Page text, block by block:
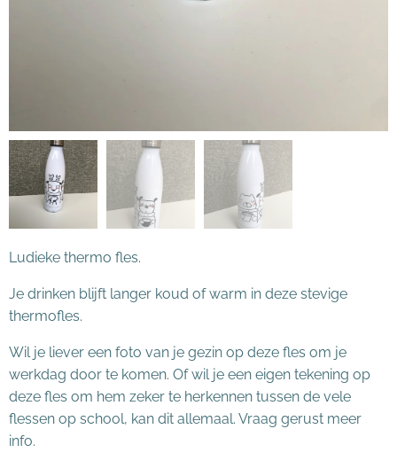
Ludieke thermo fles.
Je drinken blijft langer koud of warm in deze stevige
thermofles.
Wil je liever een foto van je gezin op deze fles om je
werkdag door te komen. Of wil je een eigen tekening op
deze fles om hem zeker te herkennen tussen de vele
flessen op school, kan dit allemaal. Vraag gerust meer
info.